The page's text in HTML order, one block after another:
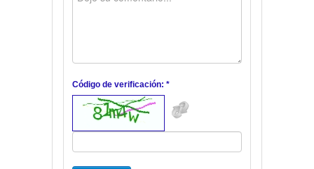
Código de verificación: *